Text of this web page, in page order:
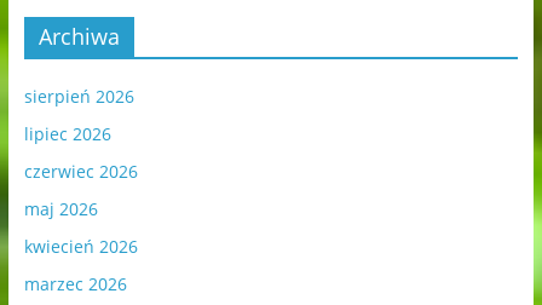
Archiwa
sierpień 2026
lipiec 2026
czerwiec 2026
maj 2026
kwiecień 2026
marzec 2026